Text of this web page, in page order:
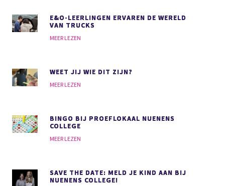
E&O-LEERLINGEN ERVAREN DE WERELD
VAN TRUCKS
MEER LEZEN
WEET JIJ WIE DIT ZIJN?
MEER LEZEN
BINGO BIJ PROEFLOKAAL NUENENS
COLLEGE
MEER LEZEN
SAVE THE DATE: MELD JE KIND AAN BIJ
NUENENS COLLEGE!